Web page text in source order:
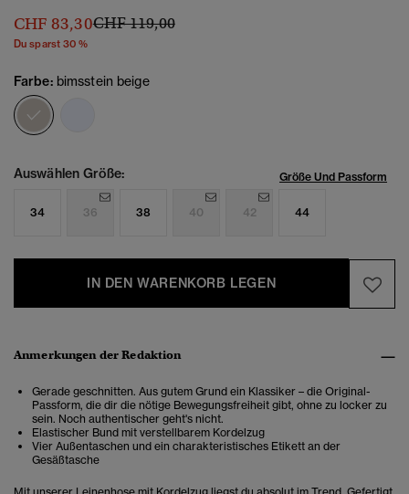
CHF 83,30Preis wurde reduziert von
CHF 119,00bis
Du sparst 30 %
Farbe: bimsstein beige
Auswählen Größe: Größe Und Passform
34 36 38 40 42 44
IN DEN WARENKORB LEGEN
Anmerkungen der Redaktion
Gerade geschnitten. Aus gutem Grund ein Klassiker – die Original-
Passform, die dir die nötige Bewegungsfreiheit gibt, ohne zu locker zu
sein. Noch authentischer geht's nicht.
Elastischer Bund mit verstellbarem Kordelzug
Vier Außentaschen und ein charakteristisches Etikett an der
Gesäßtasche